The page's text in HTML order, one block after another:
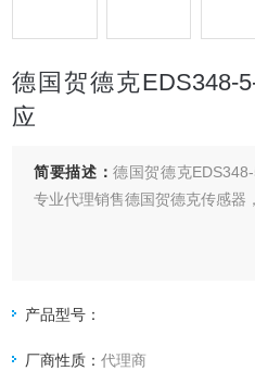
德国贺德克EDS348-
应
简要描述：德国贺德克
专业代理销售德国贺德克传感器
产品型号：
厂商性质：代理商